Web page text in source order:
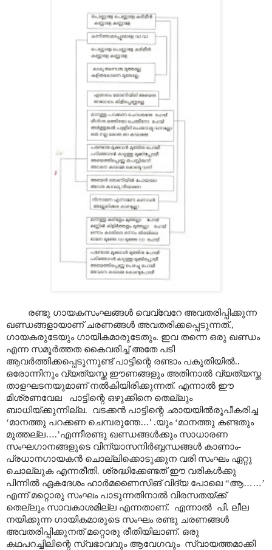
രണ്ടു ഗായകസംഘങ്ങൾ വെവ്വേറേ അവതരിപ്പിക്കുന്ന
ഖണ്ഡങ്ങളായാണ് ചരണങ്ങൾ അവതരിക്കപ്പെടുന്നത്.,
ഗായകരുടേയും ഗായികമാരുടേതും. ഇവ തന്നെ ഒരു ഖണ്ഡം
എന്ന സമൂർത്തത കൈവരിച്ച് അതേ പടി
ആവർത്തിക്കപ്പെടുന്നുണ്ട് പാട്ടിന്റെ രണ്ടാം പകുതിയിൽ..
ഒരോന്നിനും വ്യത്യസ്ത ഈണങ്ങളും അതിനാൽ വ്യത്യസ്ത
താളഘടനയുമാണ് നൽകിയിരിക്കുന്നത്. എന്നാൽ ഈ
മിശ്രണവേല പാട്ടിന്റെ ഒഴുക്കിനെ തെല്ലും
ബാധിയ്ക്കുന്നില്ല. വടക്കൻ പാട്ടിന്റെ ഛായയിൽരൂപീകരിച്ച
‘മാനത്തു പറക്കണ ചെമ്പരുന്തേ…‘ .യും ‘മാനത്തു കണ്ടതും
മുത്തല്ല….’എന്നീരണ്ടു ഖണ്ഡങ്ങൾക്കും സാധാരണ
സംഘഗാനങ്ങളുടെ വിന്യാസനിർബ്ബന്ധങ്ങൾ കാണാം-
പ്രധാനഗായകൻ ചൊല്ലിക്കൊടുക്കുന വരി സംഘം ഏറ്റു
ചൊല്ലുക എന്നരീതി. ശ്രദ്ധിക്കേണ്ടത് ഈ വരികൾക്കു
പിന്നിൽ ഏകദേശം ഹാർമണൈസിങ് വിദ്യ പോലെ “ആ……’
എന്ന് മറ്റൊരു സംഘം പാടുന്നതിനാൽ വിരസതയ്ക്ക്
തെല്ലും സാവകാശമില്ല എന്നതാണ്. എന്നാൽ പി. ലീല
നയിക്കുന്ന ഗായികമാരുടെ സംഘം രണ്ടു ചരണങ്ങൾ
അവതരിപ്പിക്കുനത് മറ്റൊരു രീതിയിലാണ്. ഒരു
കഥപറച്ചിലിന്റെ സ്വഭാവവും ആവേഗവും സ്വായത്തമാക്കി